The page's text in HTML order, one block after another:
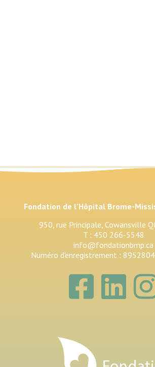
Fondation de l’Hôpital Brome-
950, rue Principale, Cowansville
T : 450 266-5548
info@fondationbmp.ca
Numéro d’enregistrement :